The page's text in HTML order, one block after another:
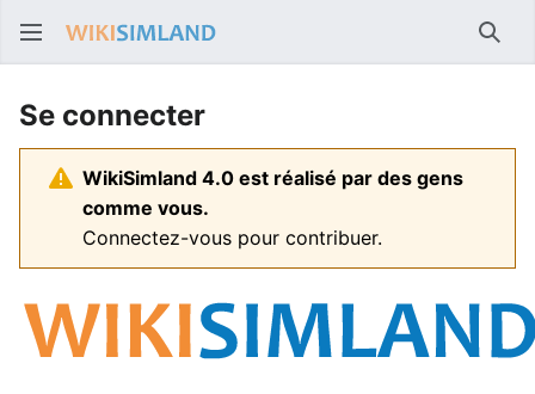
Se connecter
WikiSimland 4.0 est réalisé par des gens
comme vous.
Connectez-vous pour contribuer.